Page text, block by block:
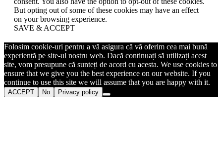
But opting out of some of these cookies may have an effect
on your browsing experience.
SAVE & ACCEPT
Folosim cookie-uri pentru a vă asigura că vă oferim cea mai bună
experiență pe site-ul nostru web. Dacă continuați să utilizați acest
site, vom presupune că sunteți de acord cu acesta. We use cookies to
ensure that we give you the best experience on our website. If you
continue to use this site we will assume that you are happy with it.
ACCEPT No Privacy policy